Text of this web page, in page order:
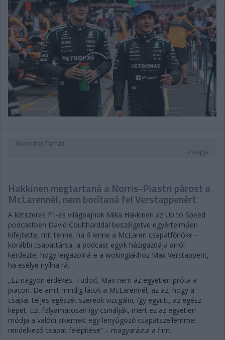
Gobodics Tamás
2 napja
Hakkinen megtartaná a Norris-Piastri párost a
McLarennél, nem borítaná fel Verstappenért
A kétszeres F1-es világbajnok Mika Hakkinen az Up to Speed
podcastben David Coultharddal beszélgetve egyértelműen
kifejtette, mit tenne, ha ő lenne a McLaren csapatfőnöke –
korábbi csapattársa, a podcast egyik házigazdája arról
kérdezte, hogy leigazolná-e a wokingiakhoz Max Verstappent,
ha esélye nyílna rá.
„Ez nagyon érdekes. Tudod, Max nem az egyetlen pilóta a
piacon. De amit mindig látok a McLarennél, az az, hogy a
csapat teljes egészét szeretik vizsgálni, így együtt, az egész
képet. Ezt folyamatosan így csinálják, mert ez az egyetlen
módja a valódi sikernek: egy lenyűgöző csapatszellemmel
rendelkező csapat felépítése” – magyarázta a finn.